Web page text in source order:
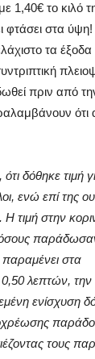
1,40€ το κιλό
στα ύψη!
τα
πριν από
ότι
δόθηκε τιμή
ενώ επί της
τιμή στην
στα
0,50 λεπτών, την
ενίσχυση
τους